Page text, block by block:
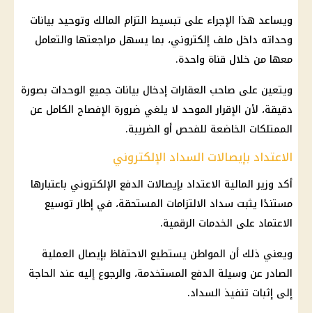
ويساعد هذا الإجراء على تبسيط التزام المالك وتوحيد بيانات
وحداته داخل ملف إلكتروني، بما يسهل مراجعتها والتعامل
معها من خلال قناة واحدة.
ويتعين على صاحب العقارات إدخال بيانات جميع الوحدات بصورة
دقيقة، لأن الإقرار الموحد لا يلغي ضرورة الإفصاح الكامل عن
الممتلكات الخاضعة للفحص أو الضريبة.
الاعتداد بإيصالات السداد الإلكتروني
أكد وزيرالمالية الاعتداد بإيصالات الدفع الإلكتروني باعتبارها
مستندًا يثبت سداد الالتزامات المستحقة، في إطار توسيع
الاعتماد على الخدمات الرقمية.
ويعني ذلك أن المواطن يستطيع الاحتفاظ بإيصال العملية
الصادر عن وسيلة الدفع المستخدمة، والرجوع إليه عند الحاجة
إلى إثبات تنفيذ السداد.